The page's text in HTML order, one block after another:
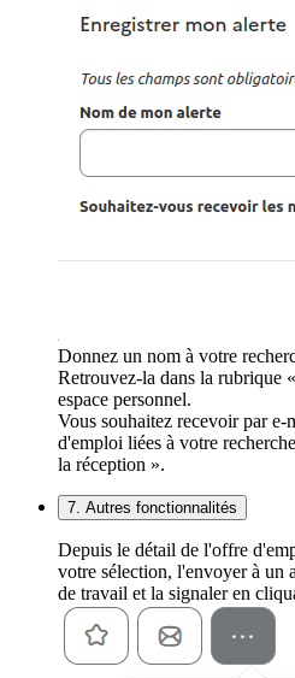
Donnez un nom à votre
Retrouvez-la dans la rubrique
espace personnel.
Vous souhaitez recevoir par
d'emploi liées à votre
la réception ».
7. Autres fonctionnalités
Depuis le détail de l'offre
votre sélection, l'envoyer à un
de travail et la signaler en